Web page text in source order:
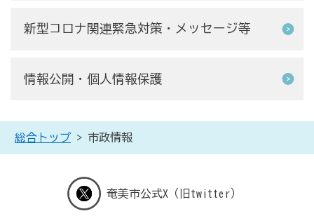
新型コロナ関連緊急対策・メッセージ等
情報公開・個人情報保護
総合トップ > 市政情報
奄美市公式X（旧twitter）